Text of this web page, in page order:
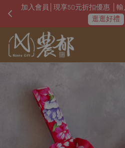
加入會員│現享50元折扣優惠 │輸
逛逛好禮